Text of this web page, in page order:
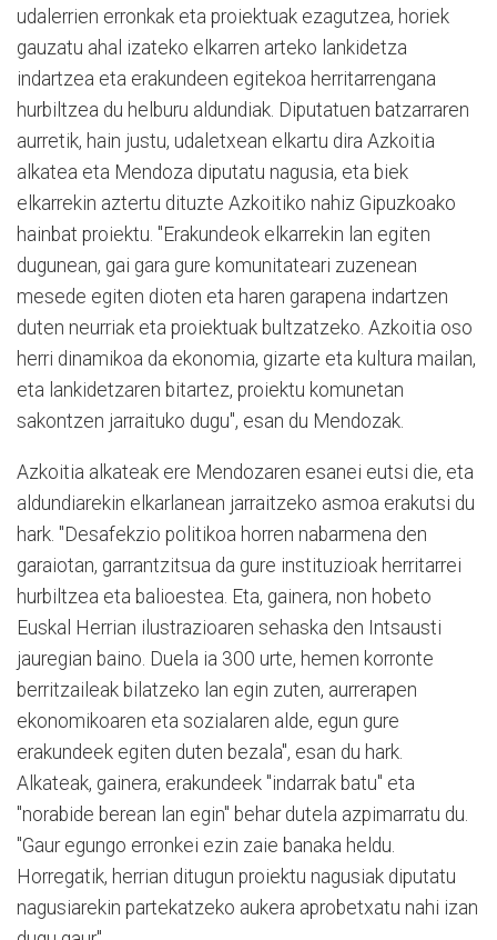
udalerrien erronkak eta proiektuak ezagutzea, horiek
gauzatu ahal izateko elkarren arteko lankidetza
indartzea eta erakundeen egitekoa herritarrengana
hurbiltzea du helburu aldundiak. Diputatuen batzarraren
aurretik, hain justu, udaletxean elkartu dira Azkoitia
alkatea eta Mendoza diputatu nagusia, eta biek
elkarrekin aztertu dituzte Azkoitiko nahiz Gipuzkoako
hainbat proiektu. "Erakundeok elkarrekin lan egiten
dugunean, gai gara gure komunitateari zuzenean
mesede egiten dioten eta haren garapena indartzen
duten neurriak eta proiektuak bultzatzeko. Azkoitia oso
herri dinamikoa da ekonomia, gizarte eta kultura mailan,
eta lankidetzaren bitartez, proiektu komunetan
sakontzen jarraituko dugu", esan du Mendozak.
Azkoitia alkateak ere Mendozaren esanei eutsi die, eta
aldundiarekin elkarlanean jarraitzeko asmoa erakutsi du
hark. "Desafekzio politikoa horren nabarmena den
garaiotan, garrantzitsua da gure instituzioak herritarrei
hurbiltzea eta balioestea. Eta, gainera, non hobeto
Euskal Herrian ilustrazioaren sehaska den Intsausti
jauregian baino. Duela ia 300 urte, hemen korronte
berritzaileak bilatzeko lan egin zuten, aurrerapen
ekonomikoaren eta sozialaren alde, egun gure
erakundeek egiten duten bezala", esan du hark.
Alkateak, gainera, erakundeek "indarrak batu" eta
"norabide berean lan egin" behar dutela azpimarratu du.
"Gaur egungo erronkei ezin zaie banaka heldu.
Horregatik, herrian ditugun proiektu nagusiak diputatu
nagusiarekin partekatzeko aukera aprobetxatu nahi izan